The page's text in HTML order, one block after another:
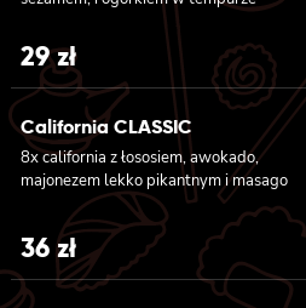
29zł
California CLASSIC
8x california z łososiem, awokado,
majonezem lekko pikantnym i masago
36zł